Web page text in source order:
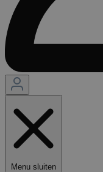
Menu sluiten